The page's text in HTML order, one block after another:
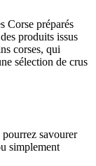
Corse préparés
produits issus
corses, qui
sélection de crus
savourer
simplement